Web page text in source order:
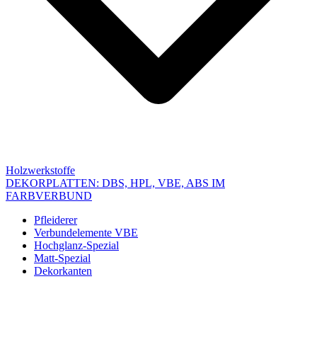
Holzwerkstoffe
DEKORPLATTEN: DBS, HPL, VBE, ABS IM
FARBVERBUND
Pfleiderer
Verbundelemente VBE
Hochglanz-Spezial
Matt-Spezial
Dekorkanten